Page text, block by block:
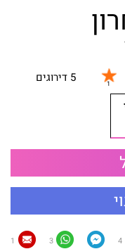
5 דירוגים
4
3
1